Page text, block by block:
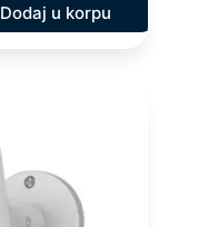
Dodaj u korpu